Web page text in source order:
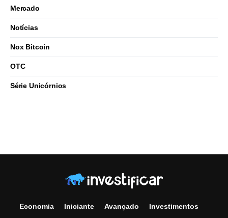
Mercado
Notícias
Nox Bitcoin
OTC
Série Unicórnios
Economia Iniciante Avançado
Investimentos